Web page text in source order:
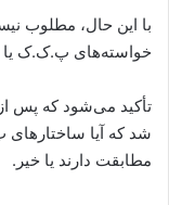
با این حال، مطلوب
خواسته‌های پ.ک.ک یا
تأکید می‌شود که پس
شد که آیا
مطابقت دارند یا خیر.